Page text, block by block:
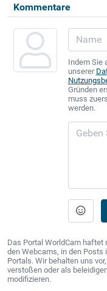
Kommentare
Indem Sie
unserer
Gründen
muss
werden.
Das Portal WorldCam haftet
den Webcams, in den Posts
Portals. Wir behalten uns
verstoßen oder als
modifizieren.